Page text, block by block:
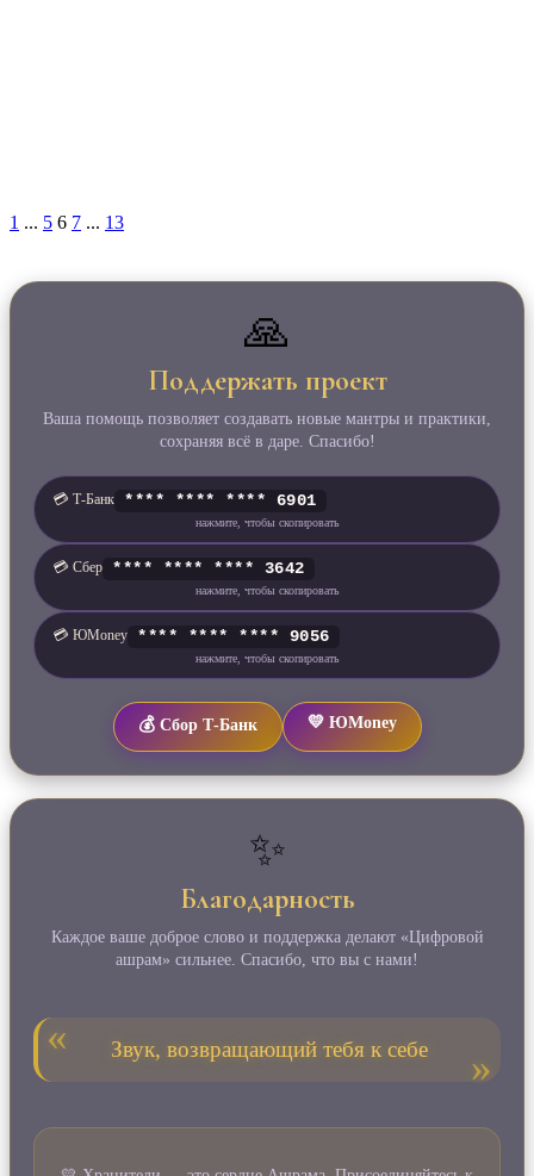
1 ... 5 6 7 ... 13
🙏
Поддержать проект
Ваша помощь позволяет создавать новые мантры и практики,
сохраняя всё в даре. Спасибо!
💳 Т‑Банк **** **** **** 6901
нажмите, чтобы скопировать
💳 Сбер **** **** **** 3642
нажмите, чтобы скопировать
💳 ЮMoney **** **** **** 9056
нажмите, чтобы скопировать
💰 Сбор Т‑Банк 💛 ЮMoney
✨
Благодарность
Каждое ваше доброе слово и поддержка делают «Цифровой
ашрам» сильнее. Спасибо, что вы с нами!
Звук, возвращающий тебя к себе